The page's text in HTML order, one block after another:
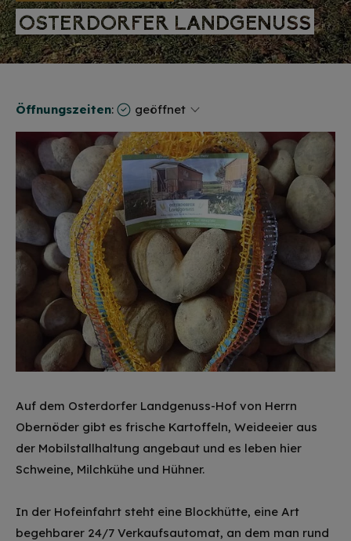
OSTERDORFER LANDGENUSS
OSTERDORFER LANDGENUSS
Öffnungszeiten: geöffnet
Auf dem Osterdorfer Landgenuss-Hof von Herrn
Obernöder gibt es frische Kartoffeln, Weideeier aus
der Mobilstallhaltung angebaut und es leben hier
Schweine, Milchkühe und Hühner.
In der Hofeinfahrt steht eine Blockhütte, eine Art
begehbarer 24/7 Verkaufsautomat, an dem man rund